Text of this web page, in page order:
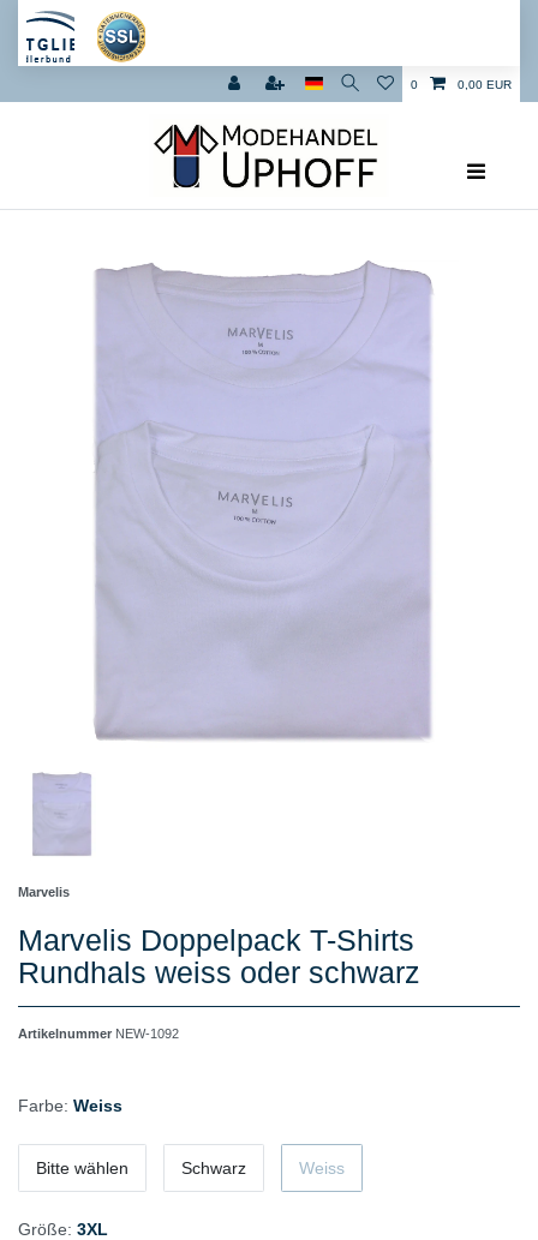
0 0,00 EUR
Marvelis
Marvelis Doppelpack T-Shirts
Rundhals weiss oder schwarz
Artikelnummer NEW-1092
Farbe: Weiss
Bitte wählen Schwarz Weiss
Größe: 3XL